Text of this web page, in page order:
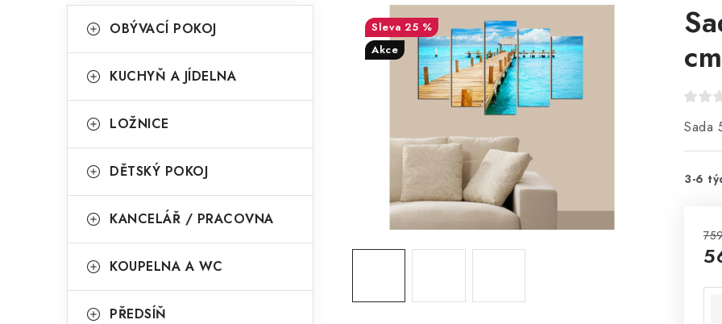
o
t
r
n
n
p
kategorie
a
e
o
i
OBÝVACÍ POKOJ
KUCHYŇ A JÍDELNA
LOŽNICE
DĚTSKÝ POKOJ
KANCELÁŘ / PRACOVNA
KOUPELNA A WC
PŘEDSÍŇ
Sada
3-6
25 %
Akce